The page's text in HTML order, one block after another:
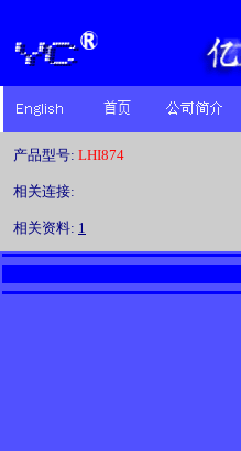
产品型号: LHI874
相关连接:
相关资料: 1